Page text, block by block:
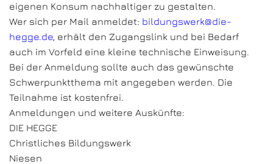
eigenen Konsum nachhaltiger zu gestalten.
Wer sich per Mail anmeldet: bildungswerk@die-
hegge.de, erhält den Zugangslink und bei Bedarf
auch im Vorfeld eine kleine technische Einweisung.
Bei der Anmeldung sollte auch das gewünschte
Schwerpunktthema mit angegeben werden. Die
Teilnahme ist kostenfrei.
Anmeldungen und weitere Auskünfte:
DIE HEGGE
Christliches Bildungswerk
Niesen